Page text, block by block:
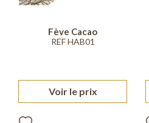
Fève Cacao
REF HAB01
Voir le prix